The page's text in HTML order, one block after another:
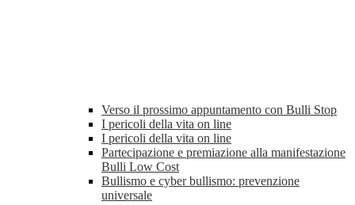
Verso il prossimo appuntamento con Bulli Stop
I pericoli della vita on line
I pericoli della vita on line
Partecipazione e premiazione alla manifestazione
Bulli Low Cost
Bullismo e cyber bullismo: prevenzione
universale